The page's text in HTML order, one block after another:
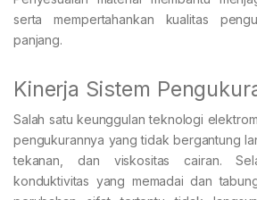
serta mempertahankan kualitas
panjang.
Kinerja Sistem
Salah satu keunggulan teknologi
pengukurannya yang tidak bergantung
tekanan, dan viskositas cairan.
konduktivitas yang memadai dan